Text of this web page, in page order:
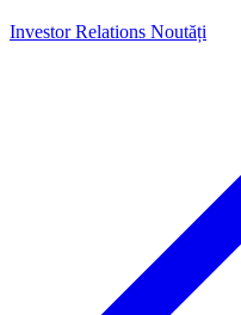
Investor Relations Noutăți